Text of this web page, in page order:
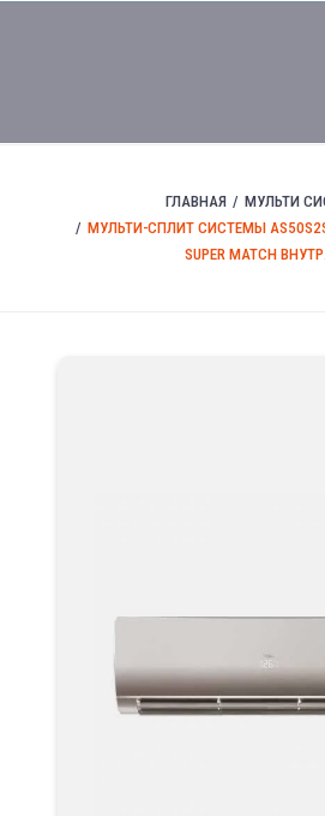
ГЛАВНАЯ
МУЛЬТИ
МУЛЬТИ-СПЛИТ СИСТЕМЫ
SUPER MATCH